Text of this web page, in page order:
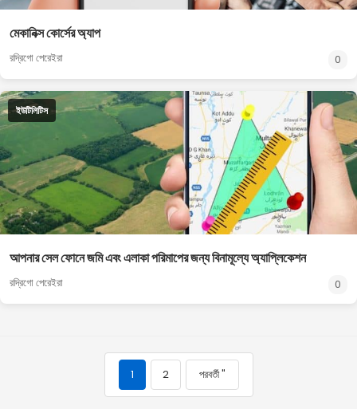
মেকানিক্স কোর্সের অ্যাপ
রদ্রিগো পেরেইরা 0
ইউটিলিটিস
আপনার সেল ফোনে জমি এবং এলাকা পরিমাপের জন্য বিনামূল্যে অ্যাপ্লিকেশন
রদ্রিগো পেরেইরা 0
1 2 পরবর্তী "